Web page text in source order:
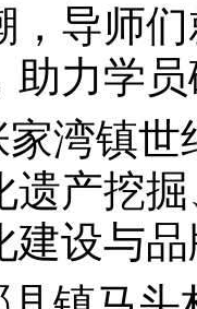
，导师
助力学
湾镇
遗产挖
建设与